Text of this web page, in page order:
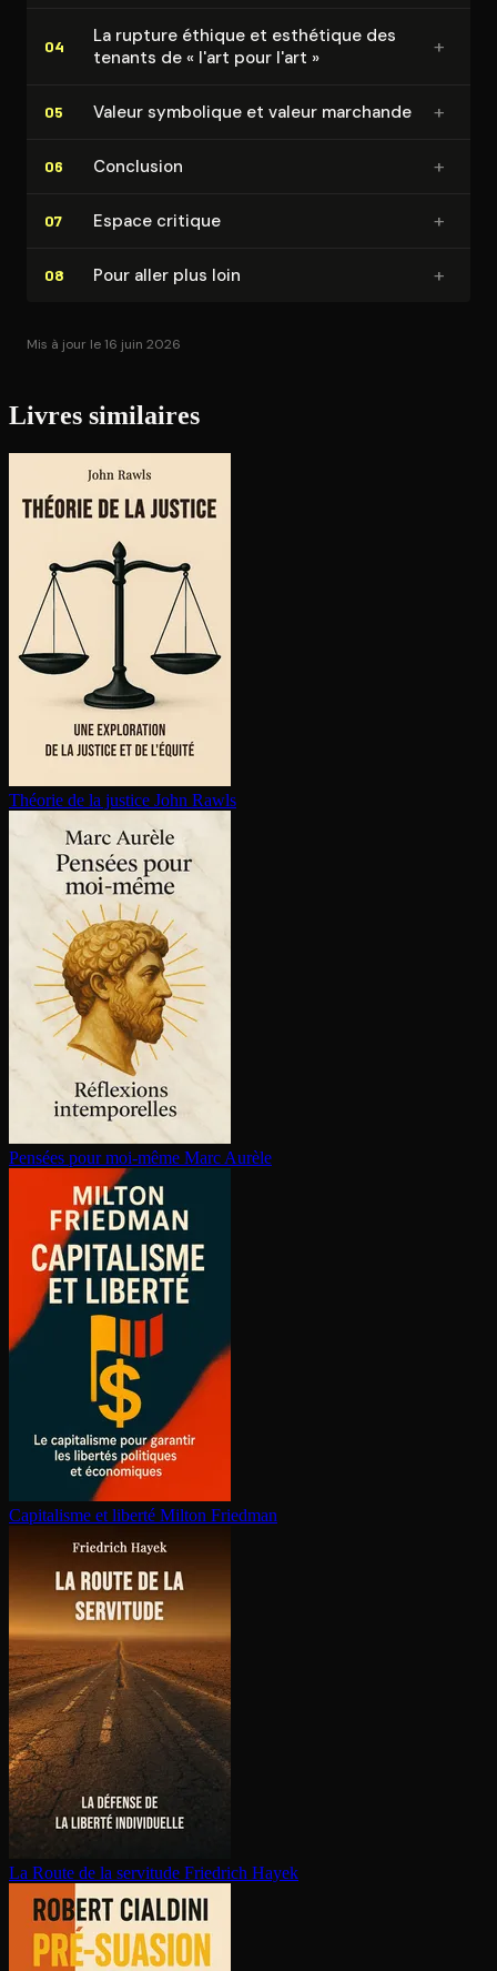
04
La rupture éthique et esthétique des
tenants de « l'art pour l'art »
+
05 Valeur symbolique et valeur marchande +
06 Conclusion +
07 Espace critique +
08 Pour aller plus loin +
Mis à jour le 16 juin 2026
Livres similaires
Théorie de la justice John Rawls
Pensées pour moi-même Marc Aurèle
Capitalisme et liberté Milton Friedman
La Route de la servitude Friedrich Hayek